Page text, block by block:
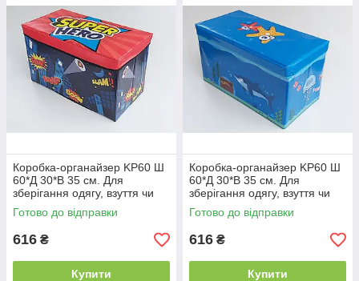
Коробка-органайзер KP60 Ш
60*Д 30*В 35 см. Для
зберігання одягу, взуття чи
невеликих предметів
Готово до відправки
616 ₴
Купити
Коробка-органайзер KP60 Ш
60*Д 30*В 35 см. Для
зберігання одягу, взуття чи
невеликих предметів
Готово до відправки
616 ₴
Купити